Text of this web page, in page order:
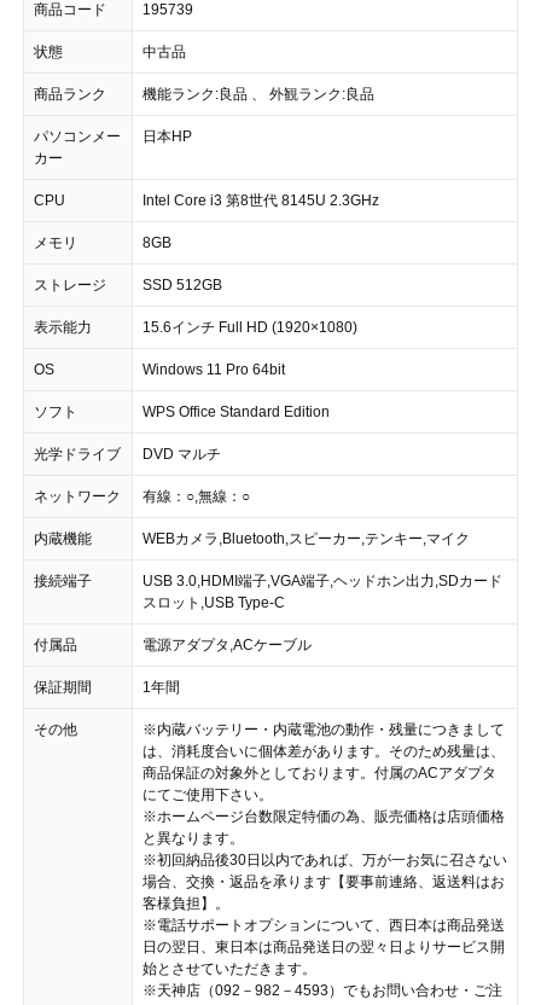
商品コード 195739
状態 中古品
商品ランク 機能ランク:良品 、 外観ランク:良品
パソコンメー
カー
日本HP
CPU Intel Core i3 第8世代 8145U 2.3GHz
メモリ 8GB
ストレージ SSD 512GB
表示能力 15.6インチ Full HD (1920×1080)
OS Windows 11 Pro 64bit
ソフト WPS Office Standard Edition
光学ドライブ DVD マルチ
ネットワーク 有線：○,無線：○
内蔵機能 WEBカメラ,Bluetooth,スピーカー,テンキー,マイク
接続端子
USB 3.0,HDMI端子,VGA端子,ヘッドホン出力,SDカード
スロット,USB Type-C
付属品 電源アダプタ,ACケーブル
保証期間 1年間
その他
※内蔵バッテリー・内蔵電池の動作・残量につきまして
は、消耗度合いに個体差があります。そのため残量は、
商品保証の対象外としております。付属のACアダプタ
にてご使用下さい。
※ホームページ台数限定特価の為、販売価格は店頭価格
と異なります。
※初回納品後30日以内であれば、万が一お気に召さない
場合、交換・返品を承ります【要事前連絡、返送料はお
客様負担】。
※電話サポートオプションについて、西日本は商品発送
日の翌日、東日本は商品発送日の翌々日よりサービス開
始とさせていただきます。
※天神店（092－982－4593）でもお問い合わせ・ご注